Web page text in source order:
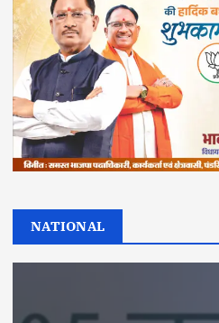
NATIONAL